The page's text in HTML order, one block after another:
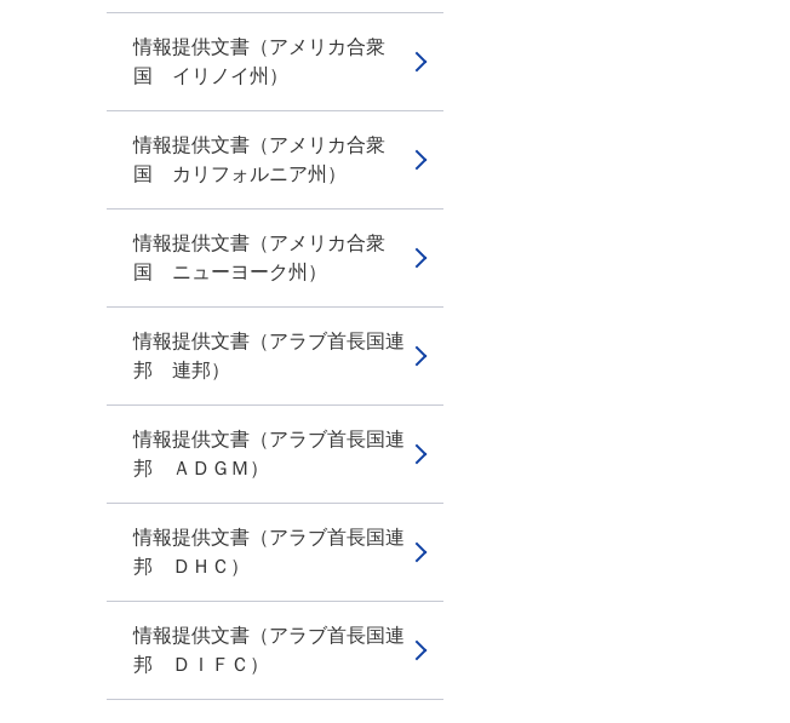
情報提供文書（アメリカ合衆
国 イリノイ州）
情報提供文書（アメリカ合衆
国 カリフォルニア州）
情報提供文書（アメリカ合衆
国 ニューヨーク州）
情報提供文書（アラブ首長国連
邦 連邦）
情報提供文書（アラブ首長国連
邦 ＡＤＧＭ）
情報提供文書（アラブ首長国連
邦 ＤＨＣ）
情報提供文書（アラブ首長国連
邦 ＤＩＦＣ）